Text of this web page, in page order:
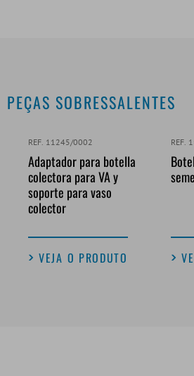
PEÇAS SOBRESSALENTES
REF. 11245/0002
Adaptador para botella
colectora para VA y
soporte para vaso
colector
VEJA O PRODUTO
REF.